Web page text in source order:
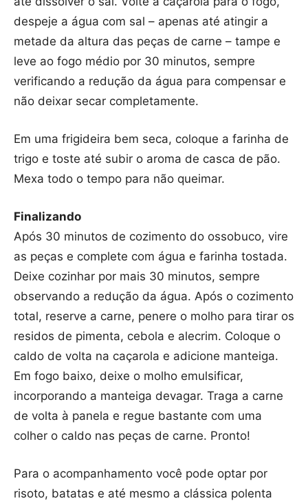
despeje a água com sal – apenas até atingir a
metade da altura das peças de carne – tampe e
leve ao fogo médio por 30 minutos, sempre
verificando a redução da água para compensar e
não deixar secar completamente.
Em uma frigideira bem seca, coloque a farinha de
trigo e toste até subir o aroma de casca de pão.
Mexa todo o tempo para não queimar.
Finalizando
Após 30 minutos de cozimento do ossobuco, vire
as peças e complete com água e farinha tostada.
Deixe cozinhar por mais 30 minutos, sempre
observando a redução da água. Após o cozimento
total, reserve a carne, penere o molho para tirar os
residos de pimenta, cebola e alecrim. Coloque o
caldo de volta na caçarola e adicione manteiga.
Em fogo baixo, deixe o molho emulsificar,
incorporando a manteiga devagar. Traga a carne
de volta à panela e regue bastante com uma
colher o caldo nas peças de carne. Pronto!
Para o acompanhamento você pode optar por
risoto, batatas e até mesmo a clássica polenta